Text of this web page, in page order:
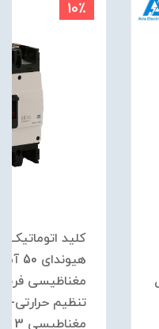
10٪
کلید اتوماتیک
هیوندای
مغناظیسی
تنظیم حرارتی-
مغناطیسی 3 پل